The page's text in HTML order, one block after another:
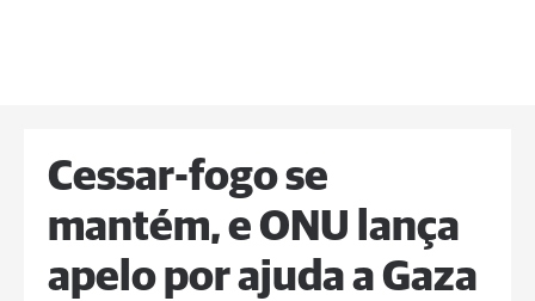
Cessar-fogo se
mantém, e ONU lança
apelo por ajuda a Gaza